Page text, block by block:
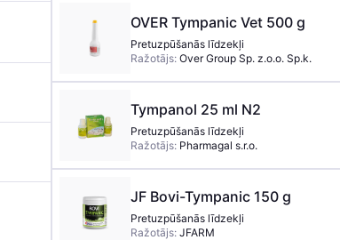
OVER Tympanic Vet 500 g
Pretuzpūšanās līdzekļi
Ražotājs: Over Group Sp. z.o.o. Sp.k.
Tympanol 25 ml N2
Pretuzpūšanās līdzekļi
Ražotājs: Pharmagal s.r.o.
JF Bovi-Tympanic 150 g
Pretuzpūšanās līdzekļi
Ražotājs: JFARM